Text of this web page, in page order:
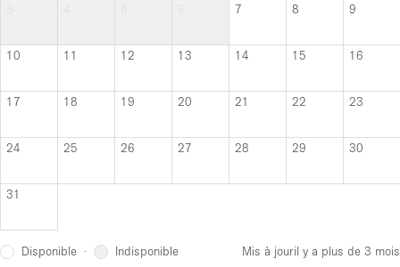
7 8 9
10 11 12 13 14 15 16
17 18 19 20 21 22 23
24 25 26 27 28 29 30
31
Disponible · Indisponible Mis à jouril y a plus de 3 mois